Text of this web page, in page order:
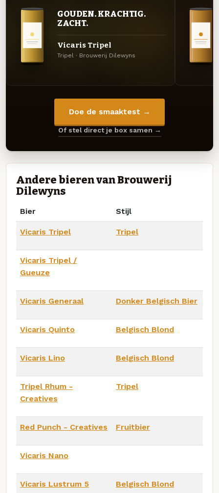
GOUDEN. KRACHTIG.
ZACHT.
Vicaris Tripel
Tripel · Brouwerij Dilewyns
Doe de smaaktest →
Of stel direct je box samen →
Andere bieren van Brouwerij
Dilewyns
Bier Stijl
Vicaris Tripel Tripel
Vicaris Tripel /
Gueuze
Vicaris Generaal Donker Belgisch Bier
Vicaris Quinto Belgisch Blond
Vicaris Lino Belgisch Blond
Tripel Rhum -
Creatives
Tripel
Red Punch - Creatives Fruitbier
Vicaris Nano
Vicaris Lustrum 5
Belgisch Blond